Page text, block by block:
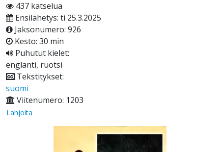
437 katselua
Ensilähetys: ti 25.3.2025
Jaksonumero: 926
Kesto: 30 min
Puhutut kielet:
englanti, ruotsi
Tekstitykset:
suomi
Viitenumero: 1203
Lahjoita